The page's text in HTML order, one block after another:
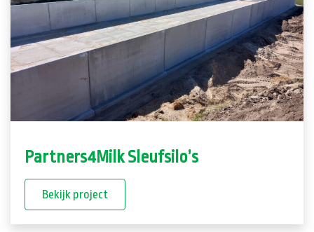
Partners4Milk Sleufsilo’s
Bekijk project